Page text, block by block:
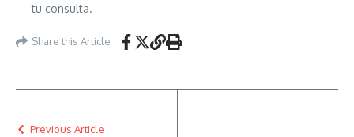
tu consulta.
Share this Article
Previous Article